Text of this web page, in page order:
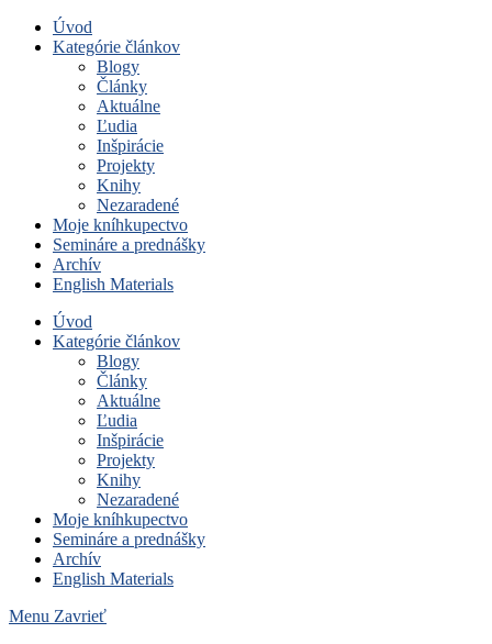
Úvod
Kategórie článkov
Blogy
Články
Aktuálne
Ľudia
Inšpirácie
Projekty
Knihy
Nezaradené
Moje kníhkupectvo
Semináre a prednášky
Archív
English Materials
Úvod
Kategórie článkov
Blogy
Články
Aktuálne
Ľudia
Inšpirácie
Projekty
Knihy
Nezaradené
Moje kníhkupectvo
Semináre a prednášky
Archív
English Materials
Menu Zavrieť